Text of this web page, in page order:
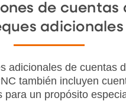
de cuentas
adicionales
adicionales de cuentas
también incluyen
para un propósito